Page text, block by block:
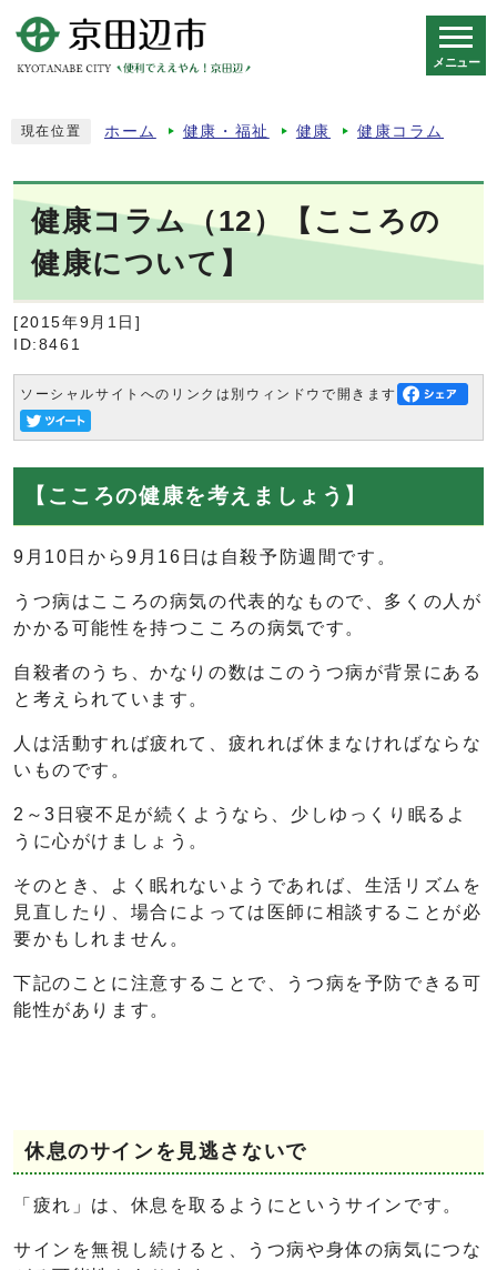
メニュー
現在位置 ホーム 健康・福祉 健康 健康コラム
健康コラム（12）【こころの
健康について】
[2015年9月1日]
ID:8461
ソーシャルサイトへのリンクは別ウィンドウで開きます
【こころの健康を考えましょう】
9月10日から9月16日は自殺予防週間です。
うつ病はこころの病気の代表的なもので、多くの人が
かかる可能性を持つこころの病気です。
自殺者のうち、かなりの数はこのうつ病が背景にある
と考えられています。
人は活動すれば疲れて、疲れれば休まなければならな
いものです。
2～3日寝不足が続くようなら、少しゆっくり眠るよ
うに心がけましょう。
そのとき、よく眠れないようであれば、生活リズムを
見直したり、場合によっては医師に相談することが必
要かもしれません。
下記のことに注意することで、うつ病を予防できる可
能性があります。
休息のサインを見逃さないで
「疲れ」は、休息を取るようにというサインです。
サインを無視し続けると、うつ病や身体の病気につな